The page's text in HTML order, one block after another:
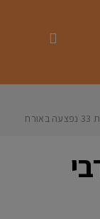
פגיעת רכב בראשון לציון: בת 33 נפצעה באורח